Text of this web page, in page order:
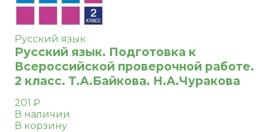
Русский язык
Русский язык. Подготовка к
Всероссийской проверочной работе.
2 класс. Т.А.Байкова. Н.А.Чуракова
201 ₽
В наличии
В корзину